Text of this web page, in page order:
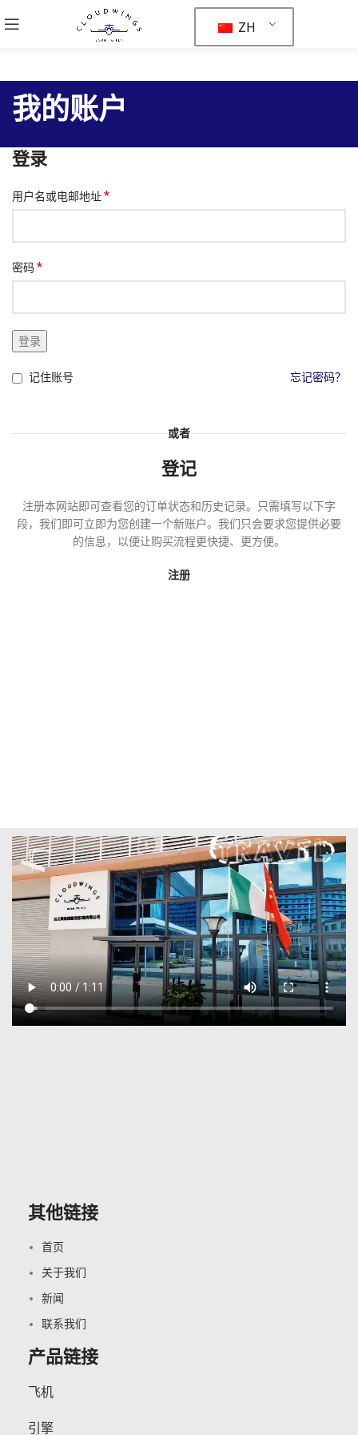
ZH
我的账户
登录
用户名或电邮地址*
密码*
登录
忘记密码？
记住账号
或者
登记
注册本网站即可查看您的订单状态和历史记录。只需填写以下字
段，我们即可立即为您创建一个新账户。我们只会要求您提供必要
的信息，以便让购买流程更快捷、更方便。
注册
其他链接
首页
关于我们
新闻
联系我们
产品链接
飞机
引擎